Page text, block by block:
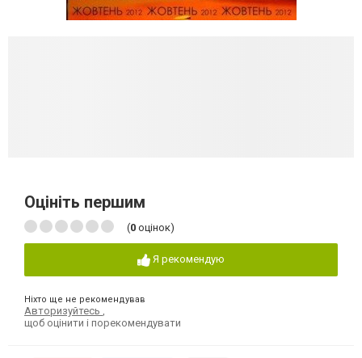
Оцініть першим
(0 оцінок)
Я рекомендую
Ніхто ще не рекомендував
Авторизуйтесь
щоб оцінити і порекомендувати